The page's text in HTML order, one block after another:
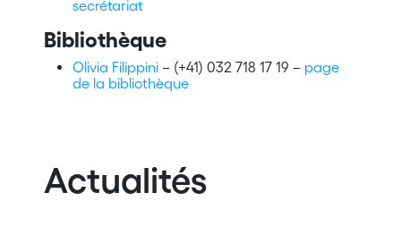
secrétariat
Bibliothèque
Olivia Filippini– (+41) 032 718 17 19 – page
de la bibliothèque
Actualités